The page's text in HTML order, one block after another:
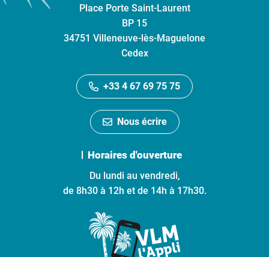
Place Porte Saint-Laurent
BP 15
34751 Villeneuve-lès-Maguelone
Cedex
+33 4 67 69 75 75
Nous écrire
Horaires d'ouverture
Du lundi au vendredi,
de 8h30 à 12h et de 14h à 17h30.